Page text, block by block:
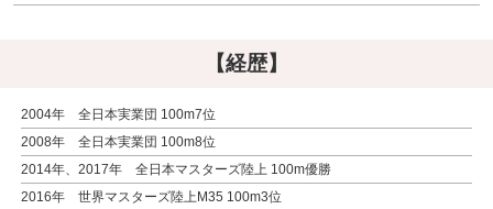
【経歴】
2004年 全日本実業団 100m7位
2008年 全日本実業団 100m8位
2014年、2017年 全日本マスターズ陸上 100m優勝
2016年 世界マスターズ陸上M35 100m3位